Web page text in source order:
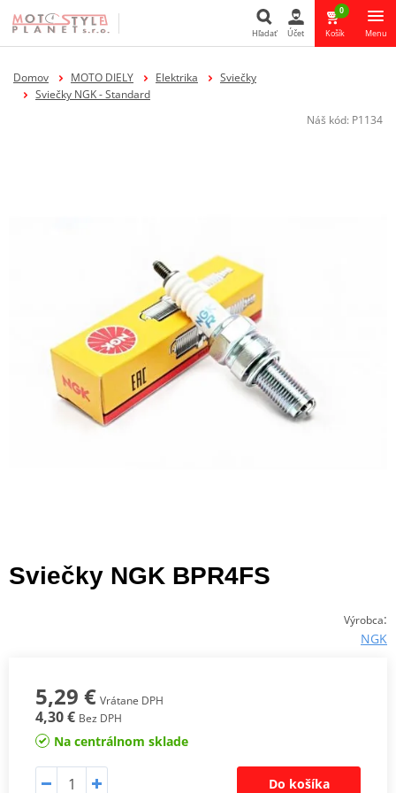
Hľadať Účet
0
Košík Menu
Domov MOTO DIELY Elektrika
Sviečky
Sviečky NGK - Standard
Náš kód: P1134
Sviečky NGK BPR4FS
Výrobca:
NGK
5,29 € Vrátane DPH
4,30 € Bez DPH
Na centrálnom sklade
Do košíka